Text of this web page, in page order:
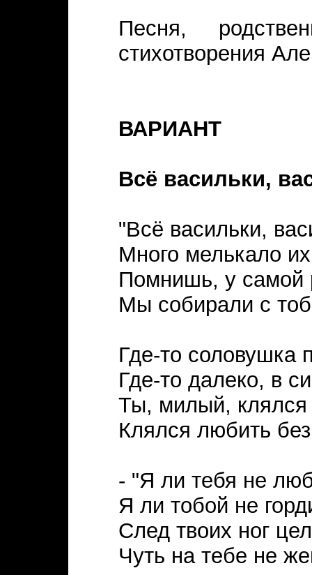
Песня,
стихотворения
ВАРИАНТ
Всё васильки,
"Всё васильки,
Много мелькало
Помнишь, у самой
Мы собирали с
Где-то соловушка
Где-то далеко, в
Ты, милый,
Клялся любить
- "Я ли тебя не
Я ли тобой не
След твоих ног
Чуть на тебе не